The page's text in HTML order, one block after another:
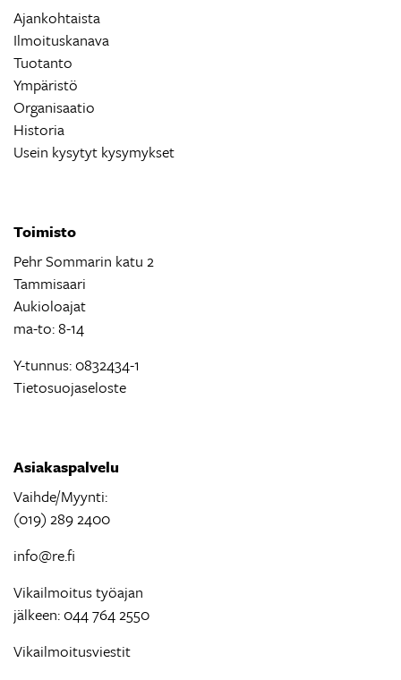
Ajankohtaista
Ilmoituskanava
Tuotanto
Ympäristö
Organisaatio
Historia
Usein kysytyt kysymykset
Toimisto
Pehr Sommarin katu 2
Tammisaari
Aukioloajat
ma-to: 8-14
Y-tunnus: 0832434-1
Tietosuojaseloste
Asiakaspalvelu
Vaihde/Myynti:
(019) 289 2400
info@re.fi
Vikailmoitus työajan
jälkeen: 044 764 2550
Vikailmoitusviestit